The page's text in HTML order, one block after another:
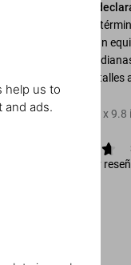
help us to
and ads.
animados para
construcción en
para encontrar un
necesidades
los pequeños detalles
Tapa blanda x9.8
Ver calificación y